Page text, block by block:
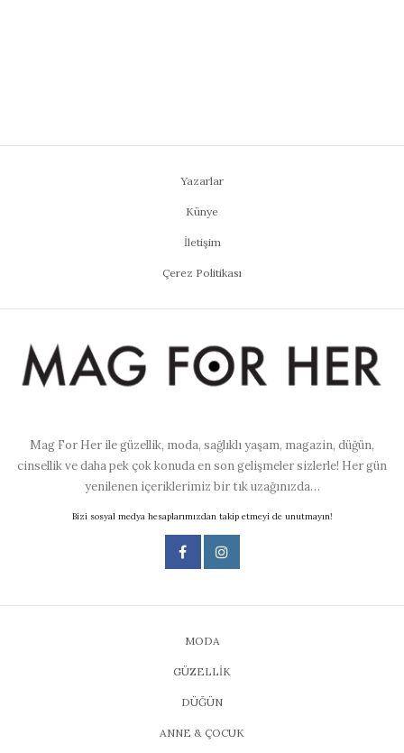
Yazarlar
Künye
İletişim
Çerez Politikası
Mag For Her ile güzellik, moda, sağlıklı yaşam, magazin, düğün,
cinsellik ve daha pek çok konuda en son gelişmeler sizlerle! Her gün
yenilenen içeriklerimiz bir tık uzağınızda…
Bizi sosyal medya hesaplarımızdan takip etmeyi de unutmayın!
MODA
GÜZELLİK
DÜĞÜN
ANNE & ÇOCUK